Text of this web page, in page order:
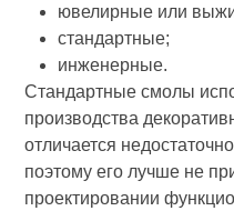
ювелирные или
стандартные;
инженерные.
Стандартные смолы
производства
отличается
поэтому его лучше не
проектировании